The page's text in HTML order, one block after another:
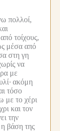
πολλοί,
τοίχους,
μέσα από
στη γη
να
με
ακόμη
τόσο
με το χέρι
και τον
την
η βάση της